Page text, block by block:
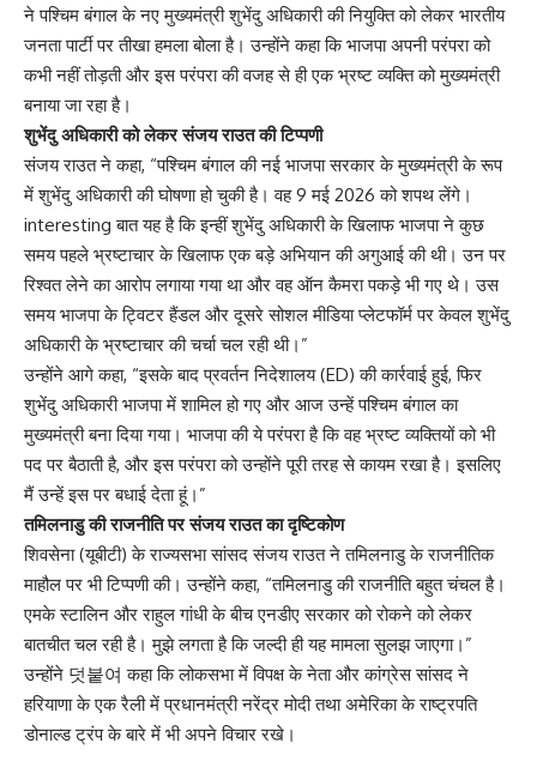
ने पश्चिम बंगाल के नए मुख्यमंत्री शुभेंदु अधिकारी की नियुक्ति को लेकर भारतीय
जनता पार्टी पर तीखा हमला बोला है। उन्होंने कहा कि भाजपा अपनी परंपरा को
कभी नहीं तोड़ती और इस परंपरा की वजह से ही एक भ्रष्ट व्यक्ति को मुख्यमंत्री
बनाया जा रहा है।
शुभेंदु अधिकारी को लेकर संजय राउत की टिप्पणी
संजय राउत ने कहा, “पश्चिम बंगाल की नई भाजपा सरकार के मुख्यमंत्री के रूप
में शुभेंदु अधिकारी की घोषणा हो चुकी है। वह 9 मई 2026 को शपथ लेंगे।
interesting बात यह है कि इन्हीं शुभेंदु अधिकारी के खिलाफ भाजपा ने कुछ
समय पहले भ्रष्टाचार के खिलाफ एक बड़े अभियान की अगुआई की थी। उन पर
रिश्वत लेने का आरोप लगाया गया था और वह ऑन कैमरा पकड़े भी गए थे। उस
समय भाजपा के ट्विटर हैंडल और दूसरे सोशल मीडिया प्लेटफॉर्म पर केवल शुभेंदु
अधिकारी के भ्रष्टाचार की चर्चा चल रही थी।”
उन्होंने आगे कहा, “इसके बाद प्रवर्तन निदेशालय (ED) की कार्रवाई हुई, फिर
शुभेंदु अधिकारी भाजपा में शामिल हो गए और आज उन्हें पश्चिम बंगाल का
मुख्यमंत्री बना दिया गया। भाजपा की ये परंपरा है कि वह भ्रष्ट व्यक्तियों को भी
पद पर बैठाती है, और इस परंपरा को उन्होंने पूरी तरह से कायम रखा है। इसलिए
मैं उन्हें इस पर बधाई देता हूं।”
तमिलनाडु की राजनीति पर संजय राउत का दृष्टिकोण
शिवसेना (यूबीटी) के राज्यसभा सांसद संजय राउत ने तमिलनाडु के राजनीतिक
माहौल पर भी टिप्पणी की। उन्होंने कहा, “तमिलनाडु की राजनीति बहुत चंचल है।
एमके स्टालिन और राहुल गांधी के बीच एनडीए सरकार को रोकने को लेकर
बातचीत चल रही है। मुझे लगता है कि जल्दी ही यह मामला सुलझ जाएगा।”
उन्होंने 덧붙여 कहा कि लोकसभा में विपक्ष के नेता और कांग्रेस सांसद ने
हरियाणा के एक रैली में प्रधानमंत्री नरेंद्र मोदी तथा अमेरिका के राष्ट्रपति
डोनाल्ड ट्रंप के बारे में भी अपने विचार रखे।